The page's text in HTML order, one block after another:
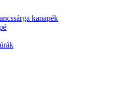
kanapék